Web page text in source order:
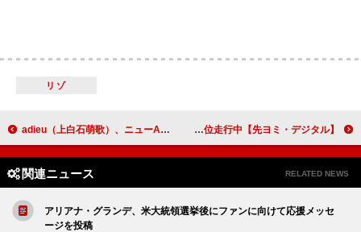
リゾ
adieu（上白石萌歌）、ニューAL『adieu 4』より川谷絵音の提供曲「泡吹」先行配信へ 【先ヨミ・デジタル】ロゼ＆ブルーノ・マーズ「APT.」、Creepy Nuts「オトノケ」抜き現在ストリーミング首位走行中
関連ニュース RELATED NEWS
アリアナ・グランデ、米大統領選挙後にファンに向けて応援メッセ
ージを投稿